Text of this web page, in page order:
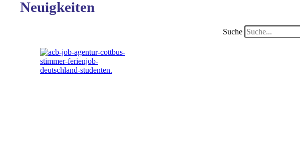
Neuigkeiten
Suche